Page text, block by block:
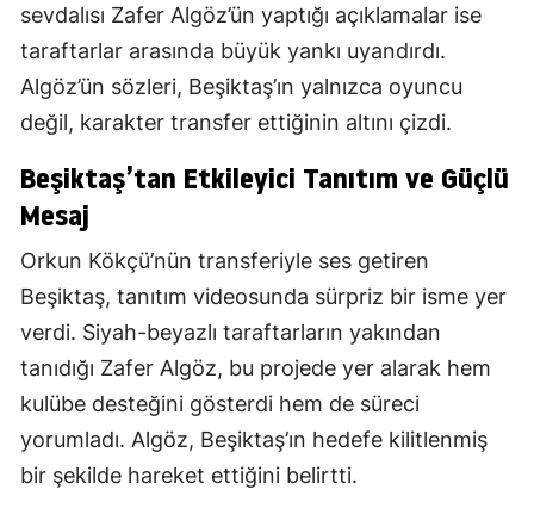
sevdalısı Zafer Algöz’ün yaptığı açıklamalar ise
taraftarlar arasında büyük yankı uyandırdı.
Algöz’ün sözleri, Beşiktaş’ın yalnızca oyuncu
değil, karakter transfer ettiğinin altını çizdi.
Beşiktaş’tan Etkileyici Tanıtım ve Güçlü
Mesaj
Orkun Kökçü’nün transferiyle ses getiren
Beşiktaş, tanıtım videosunda sürpriz bir isme yer
verdi. Siyah-beyazlı taraftarların yakından
tanıdığı Zafer Algöz, bu projede yer alarak hem
kulübe desteğini gösterdi hem de süreci
yorumladı. Algöz, Beşiktaş’ın hedefe kilitlenmiş
bir şekilde hareket ettiğini belirtti.